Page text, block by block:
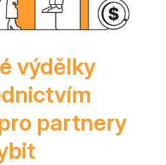
výdělky
partnery